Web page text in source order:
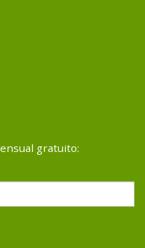
gratuito: